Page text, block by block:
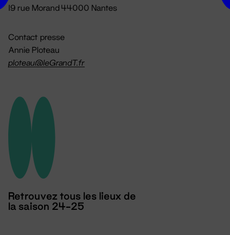
19 rue Morand 44000 Nantes
Contact presse
Annie Ploteau
ploteau@leGrandT.fr
Retrouvez tous les lieux de
la saison 24-25